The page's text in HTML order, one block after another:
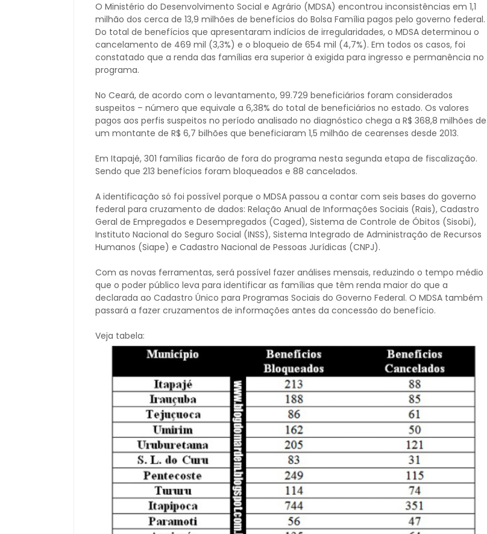
O Ministério do Desenvolvimento Social e Agrário (MDSA) encontrou inconsistências em 1,1
milhão dos cerca de 13,9 milhões de benefícios do Bolsa Família pagos pelo governo federal.
Do total de benefícios que apresentaram indícios de irregularidades, o MDSA determinou o
cancelamento de 469 mil (3,3%) e o bloqueio de 654 mil (4,7%). Em todos os casos, foi
constatado que a renda das famílias era superior à exigida para ingresso e permanência no
programa.
No Ceará, de acordo com o levantamento, 99.729 beneficiários foram considerados
suspeitos – número que equivale a 6,38% do total de beneficiários no estado. Os valores
pagos aos perfis suspeitos no período analisado no diagnóstico chega a R$ 368,8 milhões de
um montante de R$ 6,7 bilhões que beneficiaram 1,5 milhão de cearenses desde 2013.
Em Itapajé, 301 famílias ficarão de fora do programa nesta segunda etapa de fiscalização.
Sendo que 213 benefícios foram bloqueados e 88 cancelados.
A identificação só foi possível porque o MDSA passou a contar com seis bases do governo
federal para cruzamento de dados: Relação Anual de Informações Sociais (Rais), Cadastro
Geral de Empregados e Desempregados (Caged), Sistema de Controle de Óbitos (Sisobi),
Instituto Nacional do Seguro Social (INSS), Sistema Integrado de Administração de Recursos
Humanos (Siape) e Cadastro Nacional de Pessoas Jurídicas (CNPJ).
Com as novas ferramentas, será possível fazer análises mensais, reduzindo o tempo médio
que o poder público leva para identificar as famílias que têm renda maior do que a
declarada ao Cadastro Único para Programas Sociais do Governo Federal. O MDSA também
passará a fazer cruzamentos de informações antes da concessão do benefício.
Veja tabela: